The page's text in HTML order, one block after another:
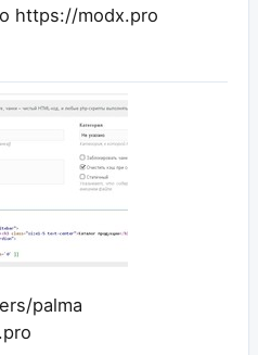
https://modx.pro
palma